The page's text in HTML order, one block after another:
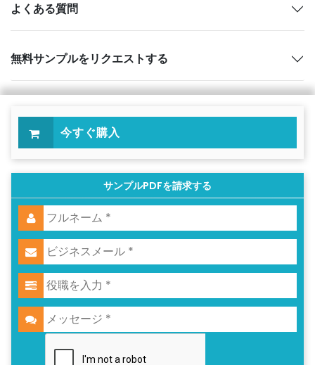
よくある質問
無料サンプルをリクエストする
今すぐ購入
サンプルPDFを請求する